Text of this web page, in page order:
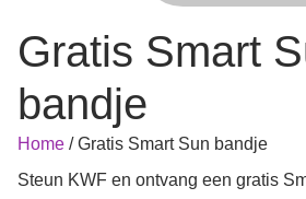
Gratis Smart
bandje
Home /Gratis Smart Sun bandje
Steun KWF en ontvang een gratis